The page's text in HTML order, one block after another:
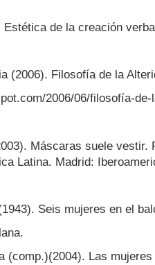
de la creación
(2006). Filosofía de la
2006/06/filosofía-
Máscaras suele
Latina. Madrid:
Seis mujeres en el
(comp.)(2004). Las